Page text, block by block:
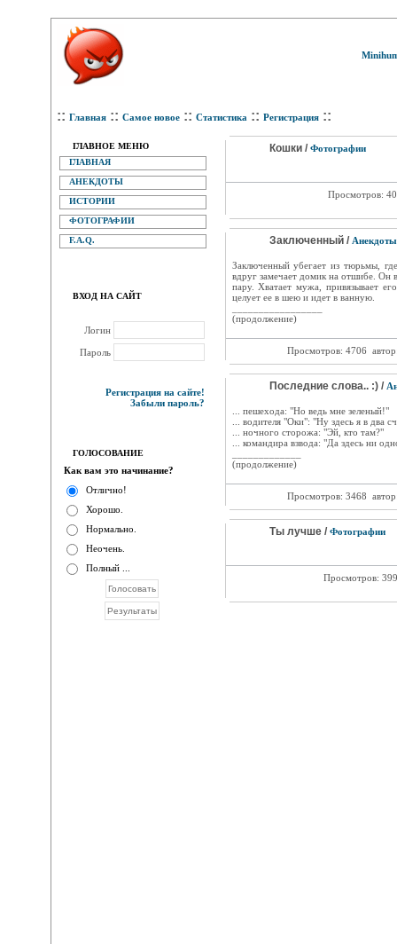
:: Главная :: Самое новое :: Статистика :: Регистрация ::
ГЛАВНОЕ МЕНЮ
ГЛАВНАЯ
АНЕКДОТЫ
ИСТОРИИ
ФОТОГРАФИИ
F.A.Q.
ВХОД НА САЙТ
Логин
Пароль
Регистрация на сайте!
Забыли пароль?
ГОЛОСОВАНИЕ
Как вам это начинание?
Отлично!
Хорошо.
Нормально.
Неочень.
Полный ...
Кошки / Фотографии
Просмотров:
Заключенный / Анекдоты
Заключенный убегает из тюрьмы,
вдруг замечает домик на отшибе. Он
пару. Хватает мужа, привязывает
целует ее в шею и идет в ванную.
(продолжение)
Просмотров: 4706
Последние слова.. :) /
... пешехода: "Но ведь мне зеленый!"
... водителя "Оки": "Ну здесь я в два
... ночного сторожа: "Эй, кто там?"
... командира взвода: "Да здесь ни
(продолжение)
Просмотров: 3468
Ты лучше / Фотографии
Просмотров: